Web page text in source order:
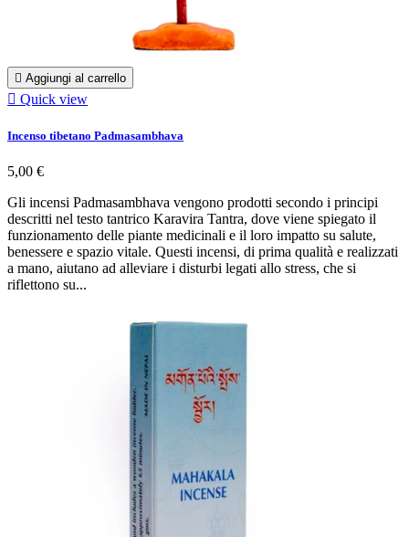
 Aggiungi al carrello
 Quick view
Incenso tibetano Padmasambhava
5,00 €
Gli incensi Padmasambhava vengono prodotti secondo i principi
descritti nel testo tantrico Karavira Tantra, dove viene spiegato il
funzionamento delle piante medicinali e il loro impatto su salute,
benessere e spazio vitale. Questi incensi, di prima qualità e realizzati
a mano, aiutano ad alleviare i disturbi legati allo stress, che si
riflettono su...